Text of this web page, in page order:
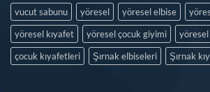
vucut sabunu
yöresel yöresel elbise
yöresel kıyafet
yöresel çocuk giyimi
çocuk kıyafetleri
Şırnak elbiseleri Şırnak